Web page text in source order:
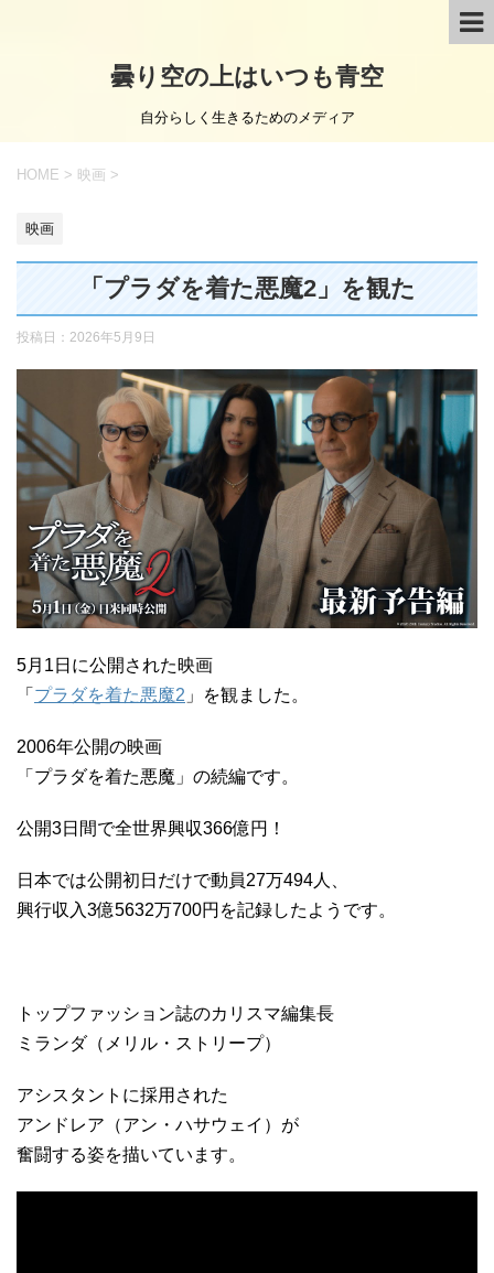
曇り空の上はいつも青空
自分らしく生きるためのメディア
HOME > 映画 >
映画
「プラダを着た悪魔2」を観た
投稿日： 2026年5月9日
5月1日に公開された映画
「 プラダを着た悪魔2 」を観ました。
2006年公開の映画
「プラダを着た悪魔」の続編です。
公開3日間で全世界興収366億円！
日本では公開初日だけで動員27万494人、
興行収入3億5632万700円を記録したようです。
トップファッション誌のカリスマ編集長
ミランダ（メリル・ストリープ）
アシスタントに採用された
アンドレア（アン・ハサウェイ）が
奮闘する姿を描いています。